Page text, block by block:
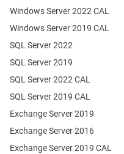
Exchange Server 2019
Exchange Server 2016
SQL Server 2022
SQL Server 2019
Windows Server 2022 CAL
Windows Server 2019 CAL
SQL Server 2022 CAL
SQL Server 2019 CAL
Exchange Server 2019 CAL